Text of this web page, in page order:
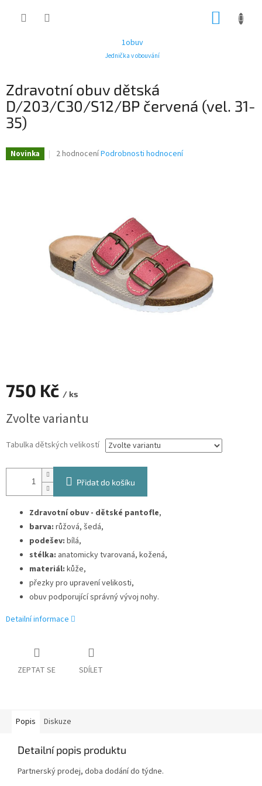
1obuv
Jednička v obouvání
Zdravotní obuv dětská
D/203/C30/S12/BP červená (vel. 31-
35)
Novinka
Průměrné
2 hodnoceníPodrobnosti hodnocení
750 Kč / ks
cena:
Zvolte variantu
Tabulka dětských velikostí
Přidat do košíku
Zdravotní obuv - dětské pantofle,
barva: růžová, šedá,
podešev: bílá,
stélka: anatomicky tvarovaná, kožená,
materiál: kůže,
přezky pro upravení velikosti,
obuv podporující správný vývoj nohy.
Detailní informace
ZEPTAT SE SDÍLET
Popis Diskuze
Detailní popis produktu
Partnerský prodej, doba dodání do týdne.